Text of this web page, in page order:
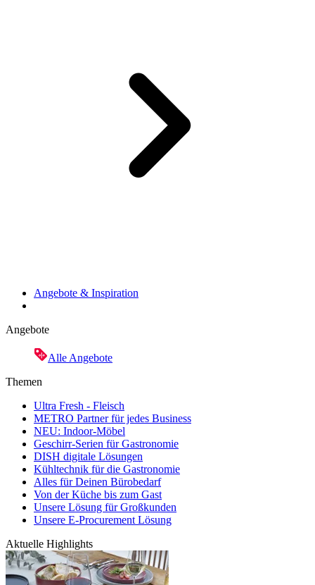
Angebote & Inspiration
Angebote
Alle Angebote
Themen
Ultra Fresh - Fleisch
METRO Partner für jedes Business
NEU: Indoor-Möbel
Geschirr-Serien für Gastronomie
DISH digitale Lösungen
Kühltechnik für die Gastronomie
Alles für Deinen Bürobedarf
Von der Küche bis zum Gast
Unsere Lösung für Großkunden
Unsere E-Procurement Lösung
Aktuelle Highlights